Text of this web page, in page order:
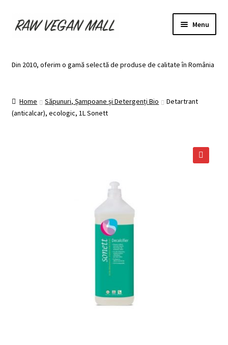
Skip
to
Skip
to
Menu
Categorii
Din 2010, oferim o gamă selectă de produse de calitate în România
Home Săpunuri, Șampoane și Detergenți Bio
Detartrant
(anticalcar), ecologic, 1L Sonett